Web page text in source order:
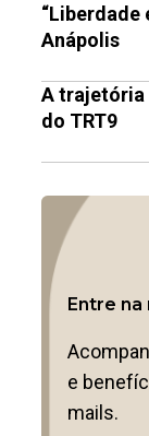
“Liberdade
Anápolis
A trajetória
do TRT9
Entre na
e
mails.